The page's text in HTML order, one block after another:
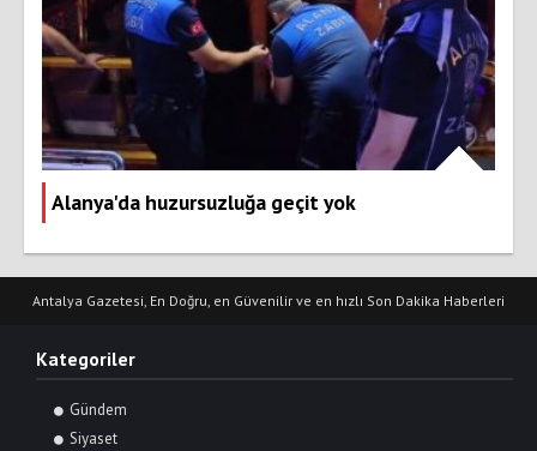
Alanya'da huzursuzluğa geçit yok
Antalya Gazetesi, En Doğru, en Güvenilir ve en hızlı Son Dakika Haberleri
Kategoriler
Gündem
Siyaset